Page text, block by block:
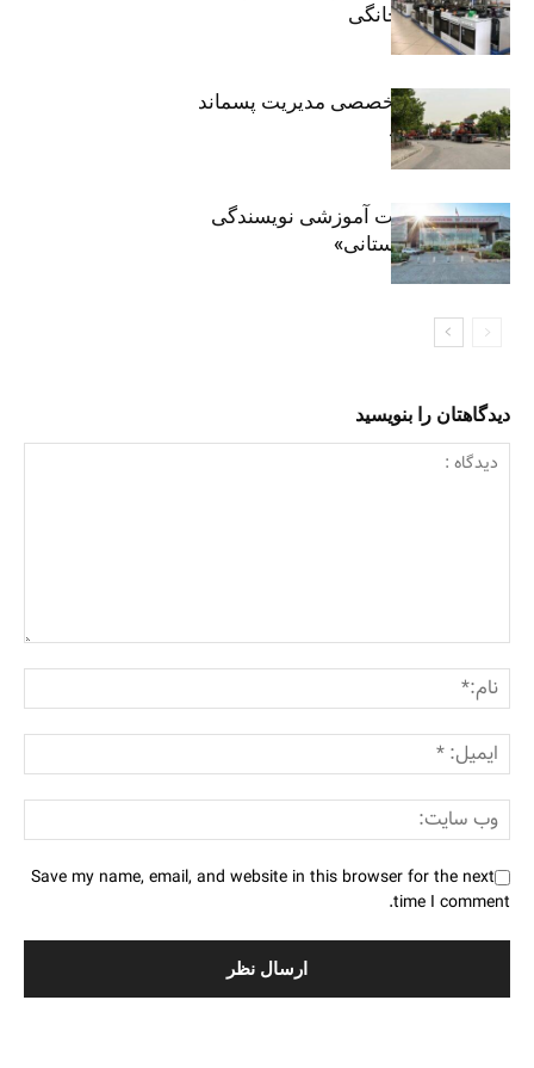
فروش لوازم خانگی
اعزام ناوگان تخصصی مدیریت پسماند
تهران به مشهد
برگزاری جلسات آموزشی نویسندگی
«زندگی‌نامه داستانی»
دیدگاهتان را بنویسید
Save my name, email, and website in this browser for the next
time I comment.